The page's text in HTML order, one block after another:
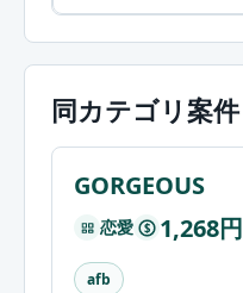
同カテゴリ案件
GORGEOUS
恋愛 $ 1,268円
afb